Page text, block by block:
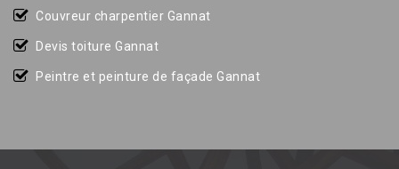
Couvreur charpentier Gannat
Devis toiture Gannat
Peintre et peinture de façade Gannat